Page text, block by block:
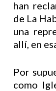
han
de La
una
allí, en
Por
como